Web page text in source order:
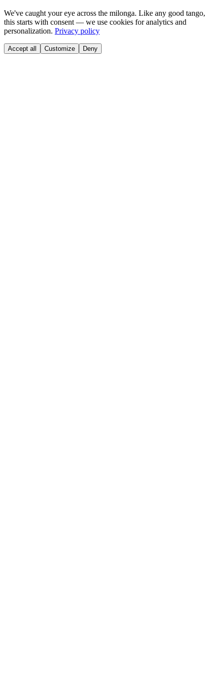
We've caught your eye across the milonga. Like any good tango,
this starts with consent — we use cookies for analytics and
personalization. Privacy policy
Accept all Customize Deny